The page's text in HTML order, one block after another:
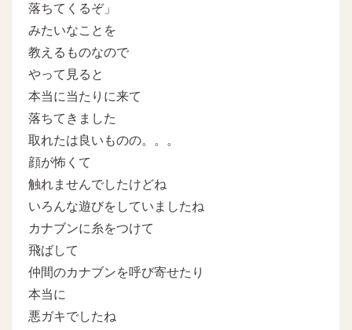
落ちてくるぞ」
みたいなことを
教えるものなので
やって見ると
本当に当たりに来て
落ちてきました
取れたは良いものの。。。
顔が怖くて
触れませんでしたけどね
いろんな遊びをしていましたね
カナブンに糸をつけて
飛ばして
仲間のカナブンを呼び寄せたり
本当に
悪ガキでしたね